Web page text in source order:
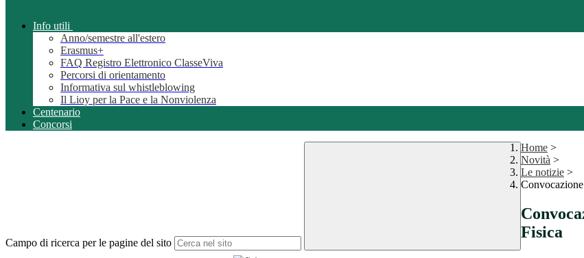
Info utili
Anno/semestre all'estero
Erasmus+
FAQ Registro Elettronico ClasseViva
Percorsi di orientamento
Informativa sul whistleblowing
Il Lioy per la Pace e la Nonviolenza
Centenario
Concorsi
Campo di ricerca per le pagine del sito
Home >
Novità >
Le notizie >
Fisica